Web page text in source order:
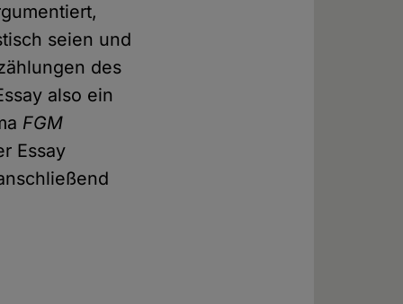
seien und
des
also ein
FGM
Essay